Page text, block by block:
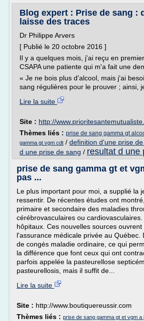
Blog expert : Prise de sang :
laisse des traces
Dr Philippe Arvers
[ Publié le 20 octobre 2016 ]
Il y a quelques mois, j'ai reçu en
CSAPA une patiente qui m'a fait une
« Je ne bois plus d'alcool, mais j'ai
sang régulières pour le prouver ; ainsi,
Lire la suite
Site : http://
Thèmes liés : prise de sang gamma gt
gamma gt vgm cdt / definition d'une prise
d une prise de sang / resultat d une
prise de sang gamma gt et
pas ...
Le plus important pour moi, a supplié la
ressentir. De récentes études ont
primaire et secondaire des maladies
cérébrovasculaires ou
hôpitaux. Ces nouvelles sources ouvrent
l'assurance médicale privée au Québec.
de congés maladie ordinaire, ce qui
la différence que font ceux qui ont
parfois appelée la pasteurellose
pasteurellosis, mais il suffit de...
Lire la suite
Site : http://www.boutiquereussir.com
Thèmes liés : prise de sang gamma gt et vgm a